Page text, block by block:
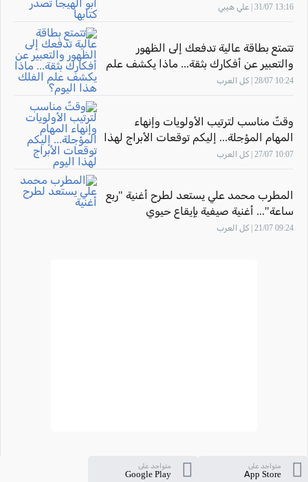
كتابها "أثر المهارة" بحضور الاتّحاد القطريّ
13:16 31/07 | علي هيبي
تتمتع بطاقة عالية تدفعك إلى الظهور
والتعبير عن أفكارك بثقة... ماذا يكشف علم
الفلك هذا اليوم؟
10:24 28/07 | كل العرب
وقتٌ مناسب لترتيب الأولويات وإنهاء
المهام المؤجلة... إليكم توقعات الأبراج لهذا
اليوم
10:07 27/07 | كل العرب
المطرب محمد علي يستعد لطرح أغنية "ربع
ساعة"... أغنية صيفية بإيقاع حيوي
09:24 21/07 | كل العرب
متواجد على
App Store
متواجد على
Google Play